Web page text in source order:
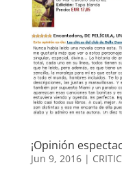
¡Opinión
Jun 9, 2016|